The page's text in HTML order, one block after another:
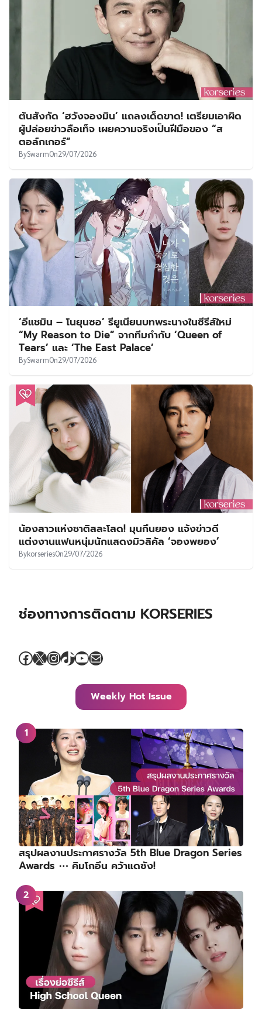
ต้นสังกัด ‘ฮวังจองมิน’ แถลงเด็ดขาด! เตรียมเอาผิด
ผู้ปล่อยข่าวลือเท็จ เผยความจริงเป็นฝีมือของ “ส
ตอล์กเกอร์”
BySwarmOn29/07/2026
‘อีแชมิน – โนยุนซอ’ รียูเนียนบทพระนางในซีรีส์ใหม่
“My Reason to Die” จากทีมกำกับ ‘Queen of
Tears’ และ ‘The East Palace’
BySwarmOn29/07/2026
น้องสาวแห่งชาติสละโสด! มุนกึนยอง แจ้งข่าวดี
แต่งงานแฟนหนุ่มนักแสดงมิวสิคัล ‘จองพยอง’
BykorseriesOn29/07/2026
ช่องทางการติดตาม KORSERIES
Facebook
X Instagram
TikTok
YouTube
Mail
Weekly Hot Issue
สรุปผลงานประกาศรางวัล 5th Blue Dragon Series
Awards ⋯ คิมโกอึน คว้าแดซัง!